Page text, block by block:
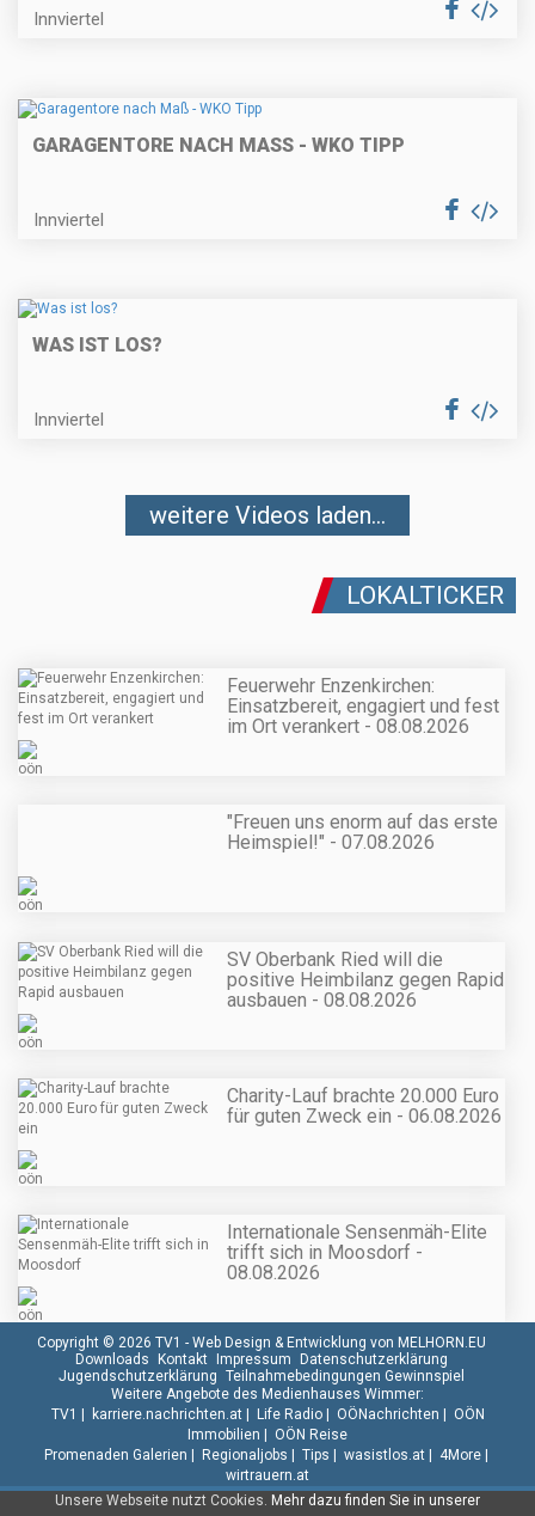
Innviertel
GARAGENTORE NACH MASS - WKO TIPP
Innviertel
WAS IST LOS?
Innviertel
weitere Videos laden...
LOKALTICKER
Feuerwehr Enzenkirchen:
Einsatzbereit, engagiert und fest
im Ort verankert - 08.08.2026
"Freuen uns enorm auf das erste
Heimspiel!" - 07.08.2026
SV Oberbank Ried will die
positive Heimbilanz gegen Rapid
ausbauen - 08.08.2026
Charity-Lauf brachte 20.000 Euro
für guten Zweck ein - 06.08.2026
Internationale Sensenmäh-Elite
trifft sich in Moosdorf -
08.08.2026
Unsere Webseite nutzt Cookies. Mehr dazu finden Sie in unserer
Copyright © 2026 TV1 - Web Design & Entwicklung von MELHORN.EU
Downloads
Kontakt Impressum
Datenschutzerklärung
Jugendschutzerklärung Teilnahmebedingungen Gewinnspiel
Weitere Angebote des Medienhauses Wimmer:
TV1
karriere.nachrichten.at| Life Radio| OÖNachrichten
OÖN
Immobilien
OÖN Reise
Promenaden Galerien
Regionaljobs Tips wasistlos.at| 4More|
wirtrauern.at